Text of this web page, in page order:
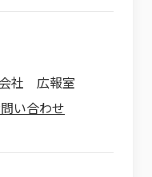
社 広報室
い合わせ